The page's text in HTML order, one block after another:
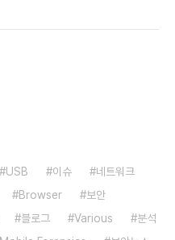
USB 이슈
네트워크
Browser
보안
블로그 Various
분석